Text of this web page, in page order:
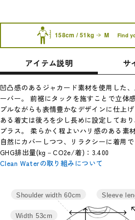
158cm / 51kg M Find
アイテム説明 サ
凹凸感のあるジャカード素材を使用した
ーバー。 前裾にタックを施すことで立体
プルながらも表情豊かなデザインに仕上
ある着丈は後ろを少し長めに設定してお
プラス。 柔らかく程よいハリ感のある素
自然にカバーしつつ、リラクシーに着用で
GHG排出量(kg－CO2e/着)：3.400
Clean Waterの取り組みについて
サイズ 身丈 肩幅 バ
58 60
Sleeve
Width 53cm
Shoulder width 60cm